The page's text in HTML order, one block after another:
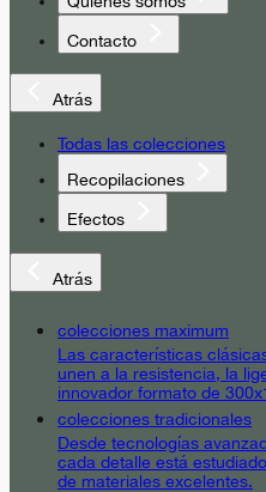
Contacto
Atrás
Todas las colecciones
Recopilaciones
Efectos
Atrás
colecciones maximum
Las características
unen a la resistencia, la
innovador formato de
colecciones tradicionales
Desde tecnologías
cada detalle está
de materiales excelentes.